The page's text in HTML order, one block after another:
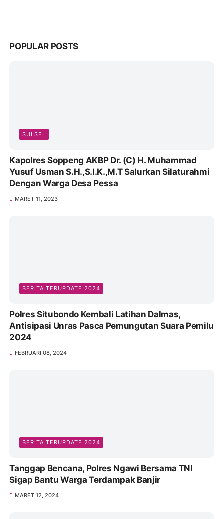
POPULAR POSTS
SULSEL
Kapolres Soppeng AKBP Dr. (C) H. Muhammad
Yusuf Usman S.H.,S.I.K.,M.T Salurkan Silaturahmi
Dengan Warga Desa Pessa
MARET 11, 2023
BERITA TERUPDATE 2024
Polres Situbondo Kembali Latihan Dalmas,
Antisipasi Unras Pasca Pemungutan Suara Pemilu
2024
FEBRUARI 08, 2024
BERITA TERUPDATE 2024
Tanggap Bencana, Polres Ngawi Bersama TNI
Sigap Bantu Warga Terdampak Banjir
MARET 12, 2024